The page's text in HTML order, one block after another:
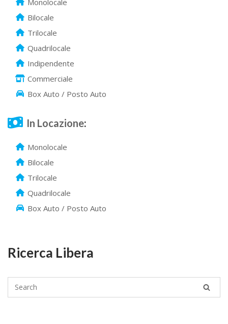
Bilocale
Trilocale
Quadrilocale
Indipendente
Commerciale
Box Auto / Posto Auto
In Locazione:
Monolocale
Bilocale
Trilocale
Quadrilocale
Box Auto / Posto Auto
Ricerca Libera